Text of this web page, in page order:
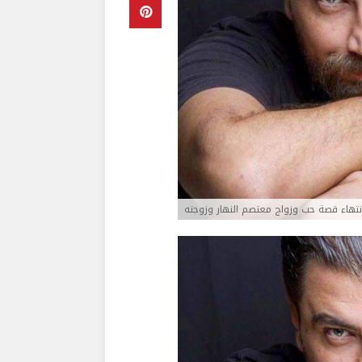
قصة حب وزواج معتصم النهار وزوجته